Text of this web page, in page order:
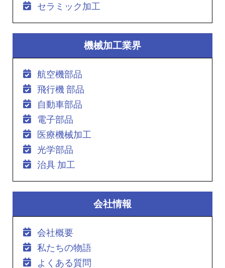
セラミック加工
機械加工業界
航空機部品
飛行機 部品
自動車部品
電子部品
医療機械加工
光学部品
治具 加工
会社情報
会社概要
私たちの物語
よくある質問